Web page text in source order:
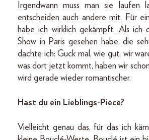
Irgendwann muss man sie laufen
entscheiden auch andere mit. Für
habe ich wirklich gekämpft. Als ich
Show in Paris gesehen habe, die
dachte ich: Guck mal, wie gut, wir
was dort jetzt kommt, haben wir
wird gerade wieder romantischer.
Hast du ein Lieblings-Piece?
Vielleicht genau das, für das ich